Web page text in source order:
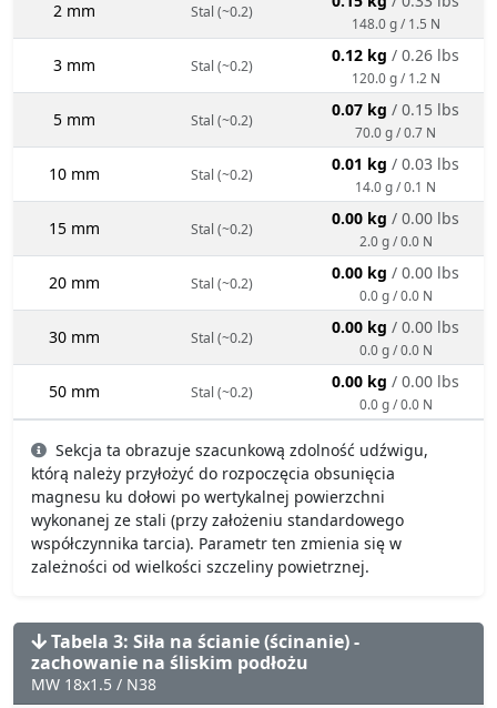
2 mm Stal (~0.2)
148.0 g / 1.5 N
3 mm Stal (~0.2)
0.12 kg / 0.26 lbs
120.0 g / 1.2 N
5 mm Stal (~0.2)
0.07 kg / 0.15 lbs
70.0 g / 0.7 N
10 mm Stal (~0.2)
0.01 kg / 0.03 lbs
14.0 g / 0.1 N
15 mm Stal (~0.2)
0.00 kg / 0.00 lbs
2.0 g / 0.0 N
20 mm Stal (~0.2)
0.00 kg / 0.00 lbs
0.0 g / 0.0 N
30 mm Stal (~0.2)
0.00 kg / 0.00 lbs
0.0 g / 0.0 N
50 mm Stal (~0.2)
0.00 kg / 0.00 lbs
0.0 g / 0.0 N
Sekcja ta obrazuje szacunkową zdolność udźwigu,
którą należy przyłożyć do rozpoczęcia obsunięcia
magnesu ku dołowi po wertykalnej powierzchni
wykonanej ze stali (przy założeniu standardowego
współczynnika tarcia). Parametr ten zmienia się w
zależności od wielkości szczeliny powietrznej.
Tabela 3: Siła na ścianie (ścinanie) -
zachowanie na śliskim podłożu
MW 18x1.5 / N38